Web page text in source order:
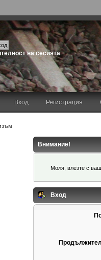
на сесията
Вход Регистрация
Внимание!
Моля, влезте с
Вход